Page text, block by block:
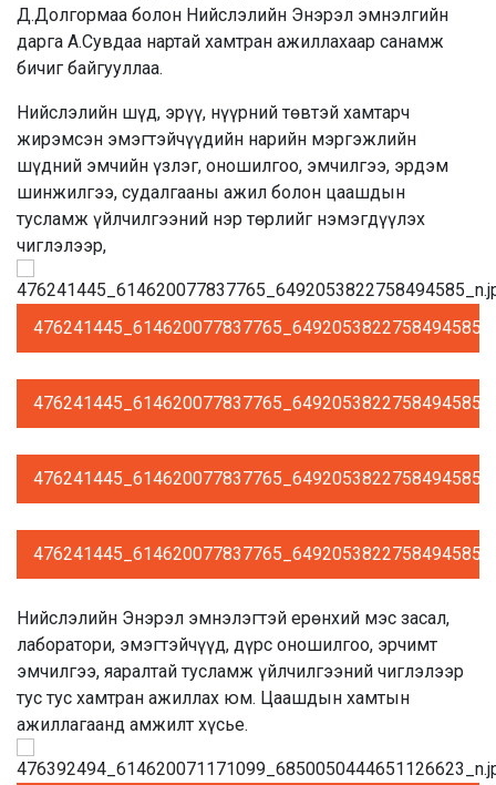
Д.Долгормаа болон Нийслэлийн Энэрэл эмнэлгийн
дарга А.Сувдаа нартай хамтран ажиллахаар санамж
бичиг байгууллаа.
Нийслэлийн шүд, эрүү, нүүрний төвтэй хамтарч
жирэмсэн эмэгтэйчүүдийн нарийн мэргэжлийн
шүдний эмчийн үзлэг, оношилгоо, эмчилгээ, эрдэм
шинжилгээ, судалгааны ажил болон цаашдын
тусламж үйлчилгээний нэр төрлийг нэмэгдүүлэх
чиглэлээр,
Нийслэлийн Энэрэл эмнэлэгтэй ерөнхий мэс засал,
лаборатори, эмэгтэйчүүд, дүрс оношилгоо, эрчимт
эмчилгээ, яаралтай тусламж үйлчилгээний чиглэлээр
тус тус хамтран ажиллах юм. Цаашдын хамтын
ажиллагаанд амжилт хүсье.